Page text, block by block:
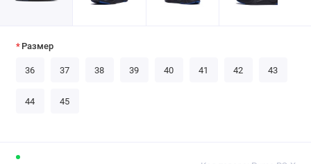
Размер
36 37 38 39 40 41 42 43
44 45